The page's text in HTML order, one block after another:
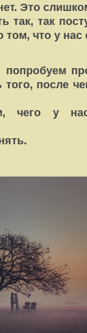
Это
так, так
том, что у
попробуем
того, после
чего у